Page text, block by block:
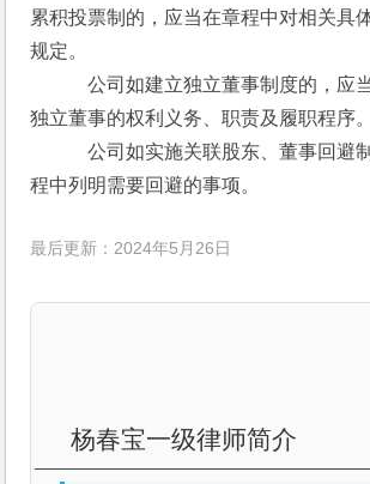
累积投票制的，应当在章程中对相关具
规定。
公司如建立独立董事制度的，应当
独立董事的权利义务、职责及履职程序。
公司如实施关联股东、董事回避制
程中列明需要回避的事项。
最后更新：2024年5月26日
杨春宝一级律师简介